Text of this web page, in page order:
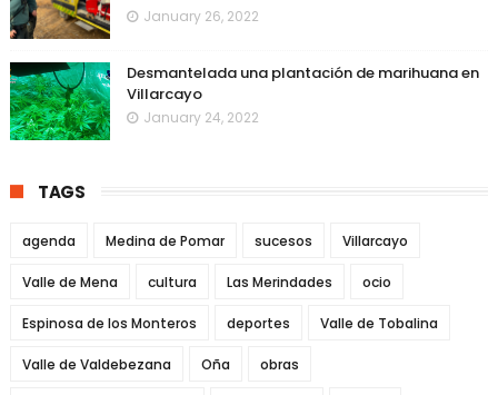
January 26, 2022
Desmantelada una plantación de marihuana en
Villarcayo
January 24, 2022
TAGS
agenda Medina de Pomar sucesos Villarcayo
Valle de Mena cultura Las Merindades ocio
Espinosa de los Monteros deportes Valle de Tobalina
Valle de Valdebezana Oña obras